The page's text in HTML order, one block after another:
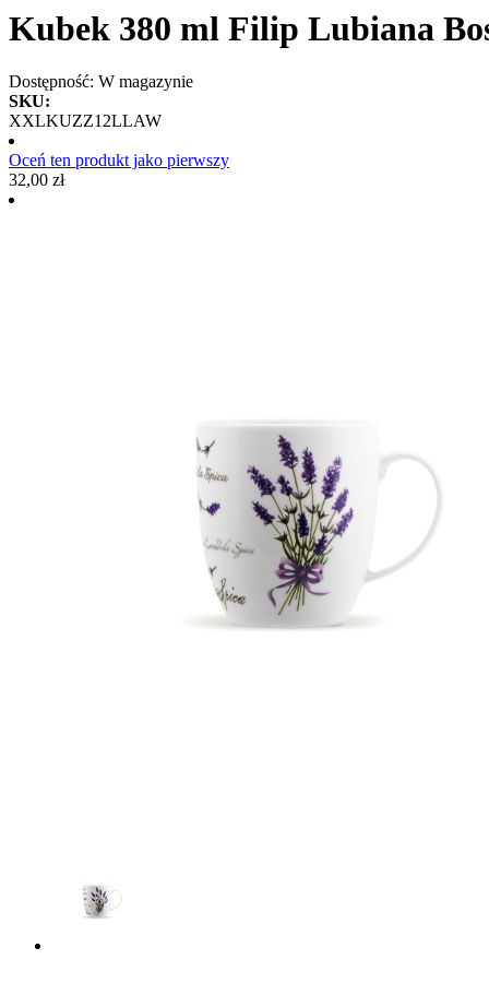
Kubek 380 ml Filip Lubiana
Dostępność: W magazynie
SKU:
XXLKUZZ12LLAW
Oceń ten produkt jako pierwszy
32,00 zł